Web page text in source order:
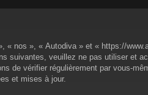
« nos », « Autodiva » et « https://
suivantes, veuillez ne pas utiliser
de vérifier régulièrement par vous-
et mises à jour.